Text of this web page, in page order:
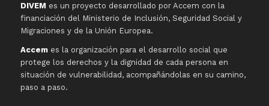
DIVEM es un proyecto desarrollado por Accem con la
financiación del Ministerio de Inclusión, Seguridad Social y
Migraciones y de la Unión Europea.
Accemes la organización para el desarrollo social que
protege los derechos y la dignidad de cada persona en
situación de vulnerabilidad, acompañándolas en su camino,
paso a paso.